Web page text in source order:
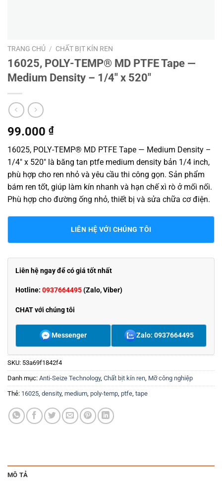
TRANG CHỦ / CHẤT BỊT KÍN REN
16025, POLY-TEMP® MD PTFE Tape —
Medium Density – 1/4″ x 520″
99.000 ₫
16025, POLY-TEMP® MD PTFE Tape — Medium Density –
1/4″ x 520″ là băng tan ptfe medium density bản 1/4 inch,
phù hợp cho ren nhỏ và yêu cầu thi công gọn. Sản phẩm
bám ren tốt, giúp làm kín nhanh và hạn chế xì rò ở mối nối.
Phù hợp cho đường ống nhỏ, thiết bị và sửa chữa cơ điện.
LIÊN HỆ VỚI CHÚNG TÔI
Liên hệ ngay để có giá tốt nhất
Hotline: 0937664495(Zalo, Viber)
CHAT với chúng tôi
Messenger Zalo: 0937664495
SKU: 53a69f1842f4
Danh mục: Anti-Seize Technology, Chất bịt kín ren Mỡ công nghiệp
Thẻ: 16025 density, medium poly-temp ptfe tape
MÔ TẢ